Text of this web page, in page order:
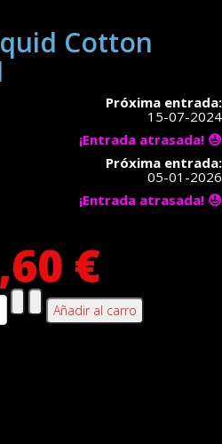
Cotton
Próxima entrada:
15-07-2024
¡Entrada atrasada! 😓
Próxima entrada:
05-01-2026
¡Entrada atrasada! 😓
€